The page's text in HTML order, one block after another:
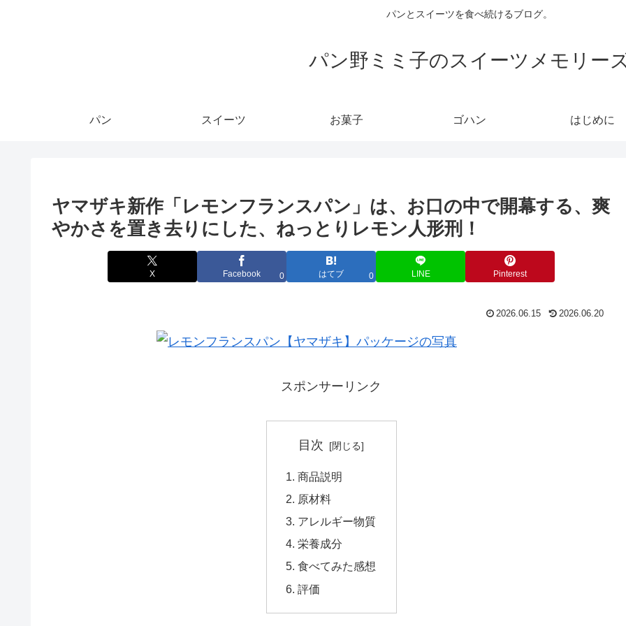
パンとスイーツを食べ続けるブログ。
パン野ミミ子のスイーツメモリー
パン スイーツ お菓子 ゴハン はじめに
ヤマザキ新作「レモンフランスパン」は、お口の中で開幕する、爽
やかさを置き去りにした、ねっとりレモン人形刑！
X Facebook 0 はてブ 0 LINE Pinterest
2026.06.15 2026.06.20
スポンサーリンク
目次
商品説明
原材料
アレルギー物質
栄養成分
食べてみた感想
評価